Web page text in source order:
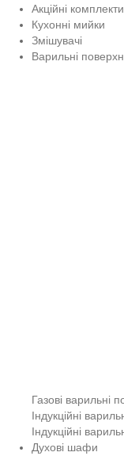
Акційні комплекти
Кухонні мийки
Змішувачі
Варильні
Газові варильні
Індукційні
Індукційні
Духові шафи